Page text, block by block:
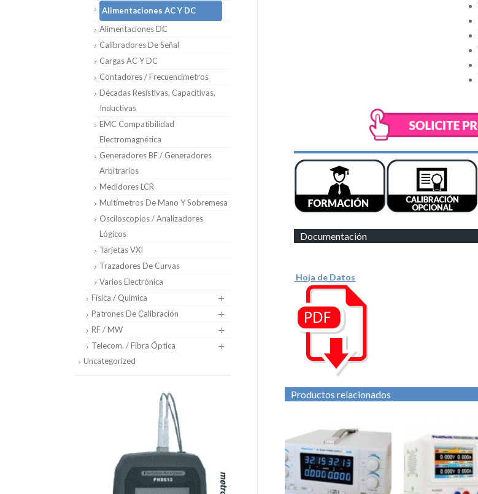
Documentación
Hoja de Datos
Productos relacionados
Alimentaciones AC Y DC
Alimentaciones DC
Calibradores De Señal
Cargas AC Y DC
Contadores / Frecuencímetros
Décadas Resistivas, Capacitivas,
Inductivas
EMC Compatibilidad
Electromagnética
Generadores BF / Generadores
Arbitrarios
Medidores LCR
Multímetros De Mano Y Sobremesa
Osciloscopios / Analizadores
Lógicos
Tarjetas VXI
Trazadores De Curvas
Varios Electrónica
Física / Química
Patrones De Calibración
RF / MW
Telecom. / Fibra Óptica
Uncategorized